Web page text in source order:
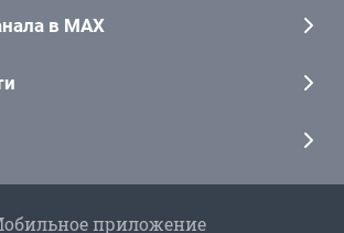
в MAX
приложение